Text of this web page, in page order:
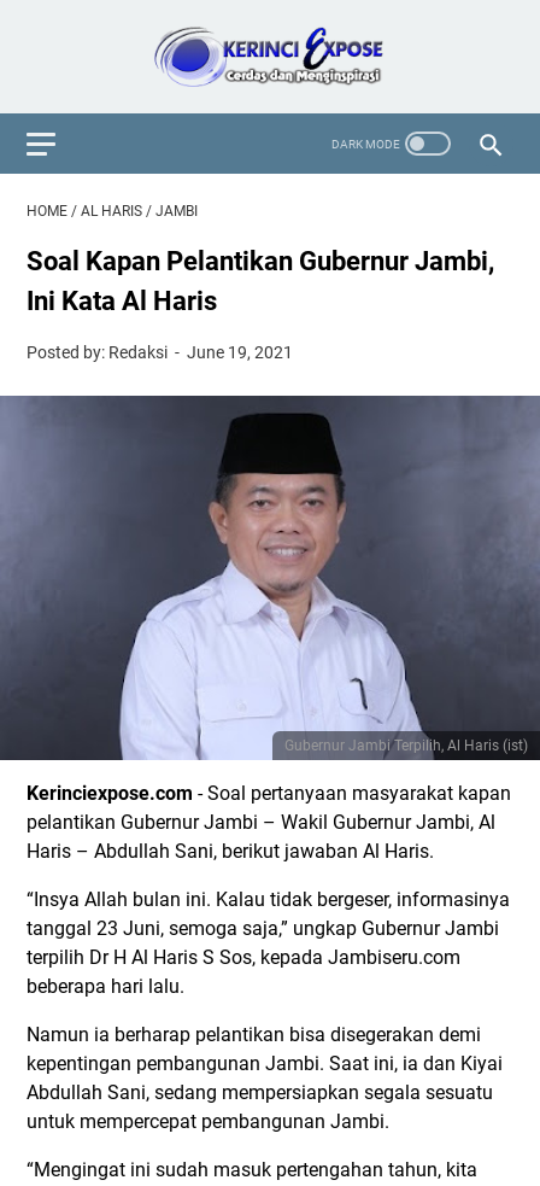
HOME / AL HARIS / JAMBI
Soal Kapan Pelantikan Gubernur Jambi,
Ini Kata Al Haris
Posted by: Redaksi June 19, 2021
Gubernur Jambi Terpilih, Al Haris (ist)
Kerinciexpose.com - Soal pertanyaan masyarakat kapan
pelantikan Gubernur Jambi – Wakil Gubernur Jambi, Al
Haris – Abdullah Sani, berikut jawaban Al Haris.
“Insya Allah bulan ini. Kalau tidak bergeser, informasinya
tanggal 23 Juni, semoga saja,” ungkap Gubernur Jambi
terpilih Dr H Al Haris S Sos, kepada Jambiseru.com
beberapa hari lalu.
Namun ia berharap pelantikan bisa disegerakan demi
kepentingan pembangunan Jambi. Saat ini, ia dan Kiyai
Abdullah Sani, sedang mempersiapkan segala sesuatu
untuk mempercepat pembangunan Jambi.
“Mengingat ini sudah masuk pertengahan tahun, kita